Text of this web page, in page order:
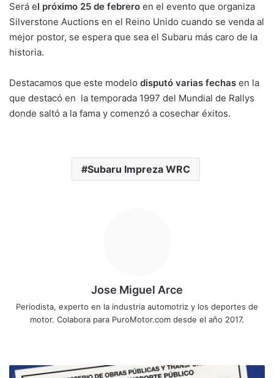
Será el próximo 25 de febrero en el evento que organiza
Silverstone Auctions en el Reino Unido cuando se venda al
mejor postor, se espera que sea el Subaru más caro de la
historia.
Destacamos que este modelo disputó varias fechas en la
que destacó en la temporada 1997 del Mundial de Rallys
donde saltó a la fama y comenzó a cosechar éxitos.
Subaru Impreza WRC
Jose Miguel Arce
Periodista, experto en la industria automotriz y los deportes de
motor. Colabora para PuroMotor.com desde el año 2017.
Amplían